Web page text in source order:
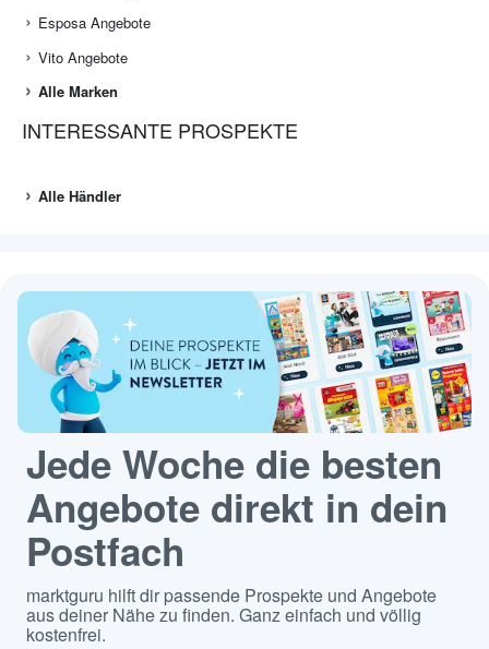
Esposa Angebote
Vito Angebote
Alle Marken
INTERESSANTE PROSPEKTE
Alle Händler
Jede Woche die besten
Angebote direkt in dein
Postfach
marktguru hilft dir passende Prospekte und Angebote
aus deiner Nähe zu finden. Ganz einfach und völlig
kostenfrei.